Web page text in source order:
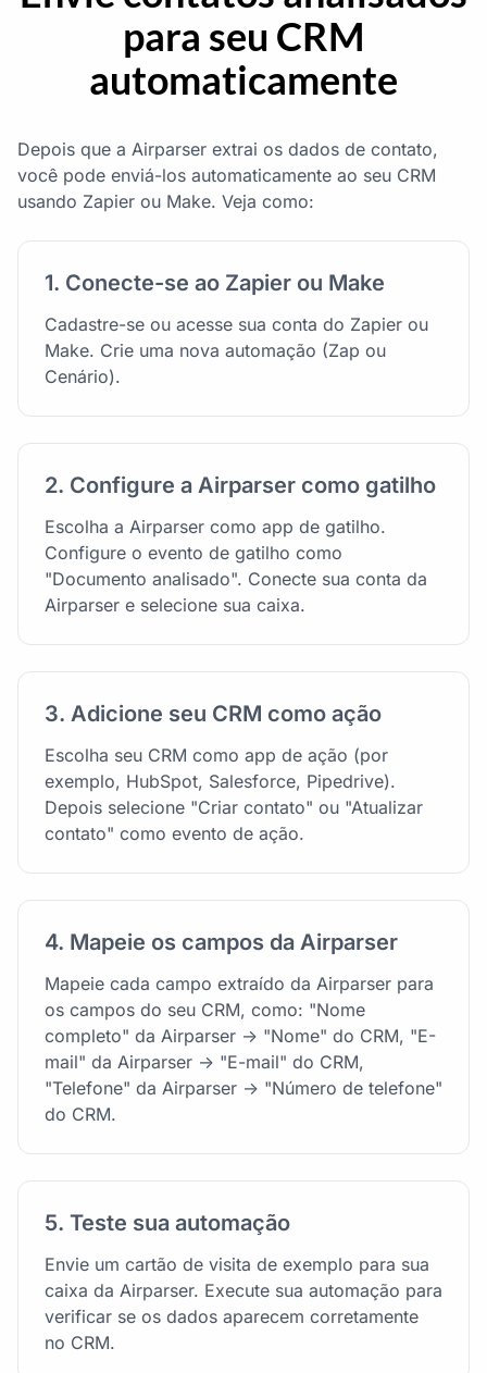
para seu CRM
automaticamente
Depois que a Airparser extrai os dados de contato,
você pode enviá-los automaticamente ao seu CRM
usando Zapier ou Make. Veja como:
1. Conecte-se ao Zapier ou Make
Cadastre-se ou acesse sua conta do Zapier ou
Make. Crie uma nova automação (Zap ou
Cenário).
2. Configure a Airparser como gatilho
Escolha a Airparser como app de gatilho.
Configure o evento de gatilho como
"Documento analisado". Conecte sua conta da
Airparser e selecione sua caixa.
3. Adicione seu CRM como ação
Escolha seu CRM como app de ação (por
exemplo, HubSpot, Salesforce, Pipedrive).
Depois selecione "Criar contato" ou "Atualizar
contato" como evento de ação.
4. Mapeie os campos da Airparser
Mapeie cada campo extraído da Airparser para
os campos do seu CRM, como: "Nome
completo" da Airparser -> "Nome" do CRM, "E-
mail" da Airparser -> "E-mail" do CRM,
"Telefone" da Airparser -> "Número de telefone"
do CRM.
5. Teste sua automação
Envie um cartão de visita de exemplo para sua
caixa da Airparser. Execute sua automação para
verificar se os dados aparecem corretamente
no CRM.